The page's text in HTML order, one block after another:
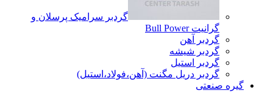
گردبر سرامیک پرسلان و
گرانیت Bull Power
گردبر آهن
گردبر شیشه
گردبر استیل
گردبر دریل مگنت (آهن،فولاد،استیل)
گیره صنعتی